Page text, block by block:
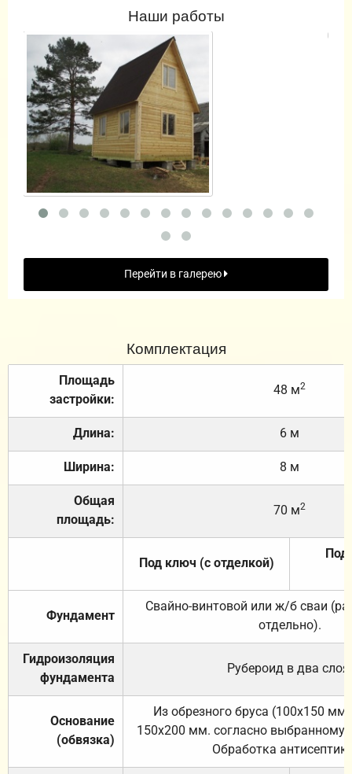
Наши работы
Перейти в галерею
Комплектация
Площадь
застройки:
48 м2
Длина: 6 м
Ширина: 8 м
Общая
площадь:
70 м2
Под ключ (с отделкой)
Под
Фундамент
Свайно-винтовой или ж/б сваи
отдельно).
Гидроизоляция
фундамента
Рубероид в два слоя.
Основание
(обвязка)
Из обрезного бруса (100х150
150х200 мм. согласно выбранному
Обработка